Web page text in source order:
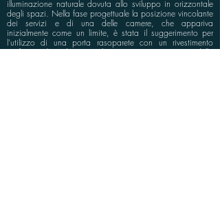
illuminazione naturale dovuta allo sviluppo in orizzontale
degli spazi. Nella fase progettuale la posizione vincolante
dei servizi e di una delle camere, che appariva
inizialmente come un limite, è stata il suggerimento per
l’utilizzo di una porta rasoparete con un rivestimento
grafico, che diventa elemento caratterizzante dello